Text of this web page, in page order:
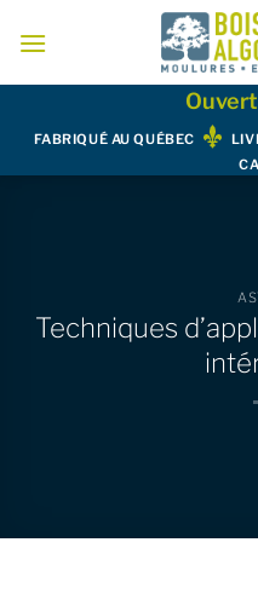
FABRIQUÉ AU QUÉBEC
Techniques